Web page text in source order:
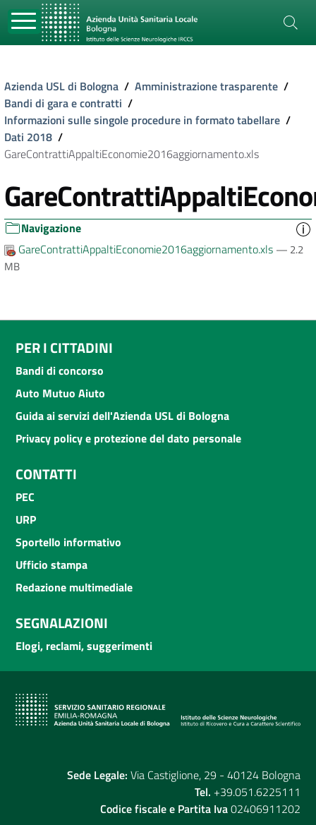
Azienda USL di Bologna / Amministrazione trasparente /
Bandi di gara e contratti /
Informazioni sulle singole procedure in formato tabellare /
Dati 2018 /
GareContrattiAppaltiEconomie2016aggiornamento.xls
Navigazione
GareContrattiAppaltiEconomie2016aggiornamento.xls — 2.2
MB
PER I CITTADINI
Bandi di concorso
Auto Mutuo Aiuto
Guida ai servizi dell'Azienda USL di Bologna
Privacy policy e protezione del dato personale
CONTATTI
PEC
URP
Sportello informativo
Ufficio stampa
Redazione multimediale
SEGNALAZIONI
Elogi, reclami, suggerimenti
Sede Legale: Via Castiglione, 29 - 40124 Bologna
Tel. +39.051.6225111
Codice fiscale e Partita Iva02406911202